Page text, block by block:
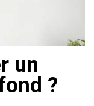
un
?